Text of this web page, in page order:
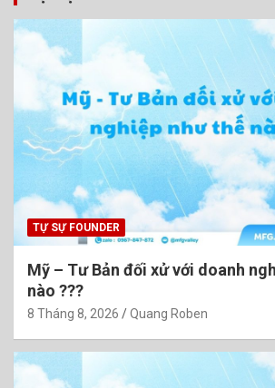
TỰ SỰ FOUNDER
Mỹ – Tư Bản đối xử với doanh
nào ???
8 Tháng 8, 2026 Quang Roben